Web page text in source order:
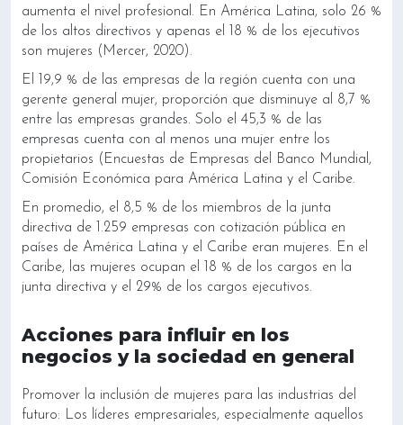
aumenta el nivel profesional. En América Latina, solo 26 %
de los altos directivos y apenas el 18 % de los ejecutivos
son mujeres (Mercer, 2020).
El 19,9 % de las empresas de la región cuenta con una
gerente general mujer, proporción que disminuye al 8,7 %
entre las empresas grandes. Solo el 45,3 % de las
empresas cuenta con al menos una mujer entre los
propietarios (Encuestas de Empresas del Banco Mundial,
Comisión Económica para América Latina y el Caribe.
En promedio, el 8,5 % de los miembros de la junta
directiva de 1.259 empresas con cotización pública en
países de América Latina y el Caribe eran mujeres. En el
Caribe, las mujeres ocupan el 18 % de los cargos en la
junta directiva y el 29% de los cargos ejecutivos.
Acciones para influir en los
negocios y la sociedad en general
Promover la inclusión de mujeres para las industrias del
futuro: Los líderes empresariales, especialmente aquellos